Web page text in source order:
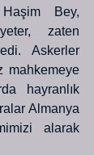
Bey,
zaten
Askerler
mahkemeye
hayranlık
Almanya
alarak